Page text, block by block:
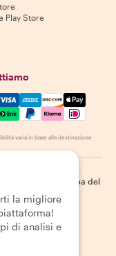
Play Store
Visa, Amex,
varia in base alla destinazione
Mappa del
la migliore
di analisi e